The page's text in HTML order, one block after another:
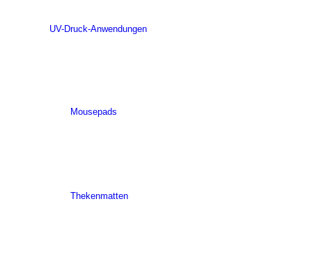
UV-Druck-Anwendungen
Mousepads
Thekenmatten